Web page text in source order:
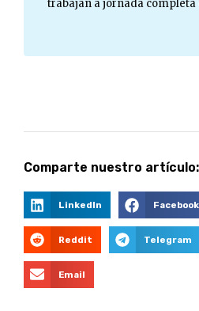
trabajan a jornada completa
Comparte nuestro artículo:
LinkedIn Facebook
Reddit Telegram
Email